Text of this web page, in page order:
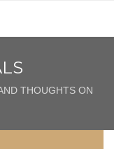
THOUGHTS ON